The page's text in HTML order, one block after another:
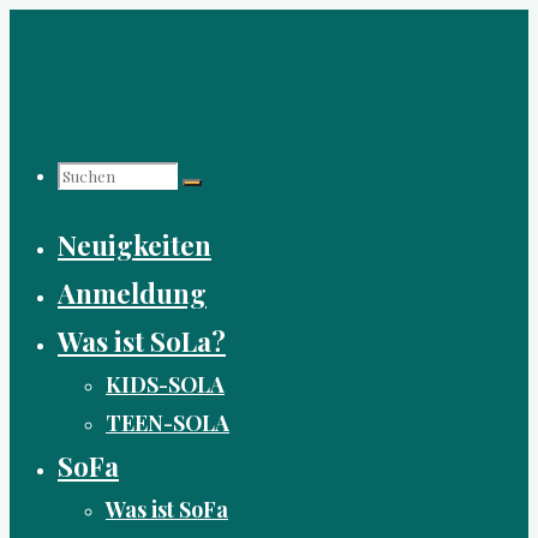
Suchen
nach:
Neuigkeiten
Anmeldung
Was ist SoLa?
KIDS-SOLA
TEEN-SOLA
SoFa
Was ist SoFa